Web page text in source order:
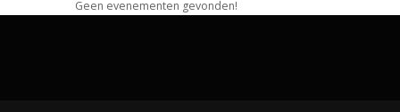
Geen evenementen gevonden!